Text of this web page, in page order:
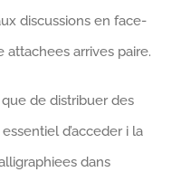
discussions en face-
arrives paire.
de distribuer des
d’acceder i la
dans